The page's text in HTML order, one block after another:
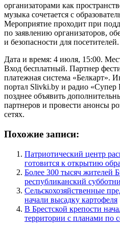
организаторами как
музыка сочетается с
Мероприятие проходит при
по заявлению организаторов,
и безопасности для посетителей.
Дата и время: 4 июля, 15:00.
Вход бесплатный. Партнер
платежная система «Белкарт».
портал Slivki.by и радио
позднее объявить
партнеров и провести анонсы
сетях.
Похожие записи:
Патриотический центр
готовится к открытию
Более 300 тысяч жителей
республиканский
Сельскохозяйственные
начали высадку картофеля
В Брестской крепости
территории с планами по